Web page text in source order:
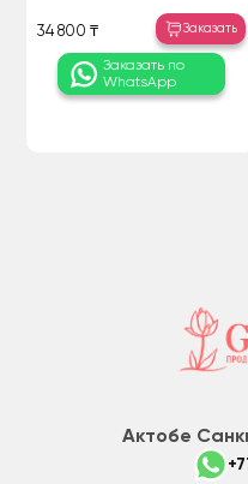
34 800 ₸ Заказать
Заказать по
WhatsApp
Актобе